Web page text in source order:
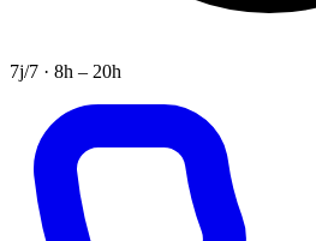
7j/7 · 8h – 20h